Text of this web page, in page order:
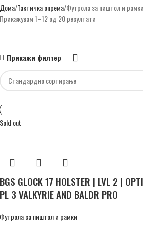
Ренџер зеленаРенџер зелена3
Дома Тактичка опрема Футрола за пиштол и рамки
Прикажувам 1–12 од 20 резултати
Прикажи филтер
Sold out
BGS GLOCK 17 HOLSTER | LVL 2 |
PL 3 VALKYRIE AND BALDR PRO
Футрола за пиштол и рамки